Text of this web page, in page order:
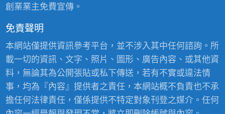
創業業主免費宣傳。
免責聲明
本網站僅提供資訊參考平台，並不涉入其中任何諮詢。所
載一切的資訊、文字、照片、圖形、廣告內容、或其他資
料，無論其為公開張貼或私下傳送，若有不實或違法情
事，均為『內容』提供者之責任，本網站概不負責也不承
擔任何法律責任，僅係提供不特定對象刊登之媒介。任何